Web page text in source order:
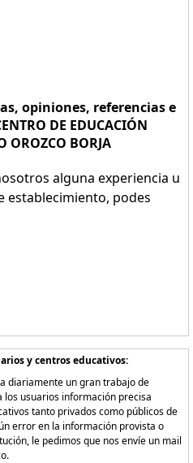
opiniones, referencias e
DE EDUCACIÓN
OROZCO BORJA
alguna experiencia u
establecimiento, podes
y centros educativos:
diariamente un gran trabajo de
usuarios información precisa
tanto privados como públicos de
error en la información provista o
le pedimos que nos envíe un mail